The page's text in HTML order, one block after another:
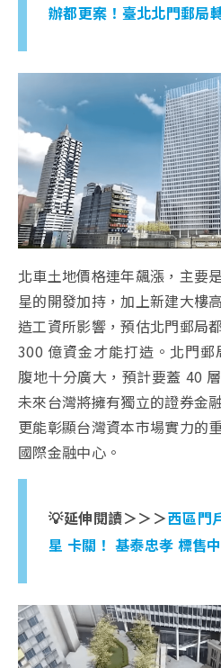
辦都更案！臺北北門郵局
北車土地價格連年飆漲，主要
星的開發加持，加上新建大樓
造工資所影響，預估北門郵局
300 億資金才能打造。北門郵
腹地十分廣大，預計要蓋 40
未來台灣將擁有獨立的證券金
更能彰顯台灣資本市場實力的
國際金融中心。
💡延伸閱讀＞＞＞西區門
星 卡關！ 基泰忠孝 標售